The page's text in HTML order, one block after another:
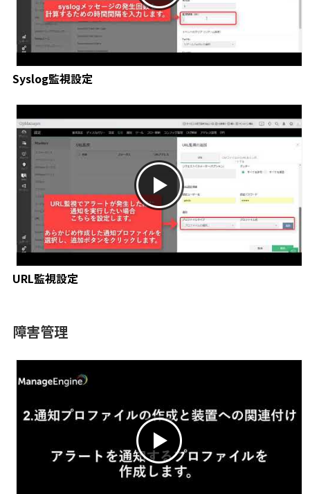
Syslog監視設定
URL監視設定
障害管理